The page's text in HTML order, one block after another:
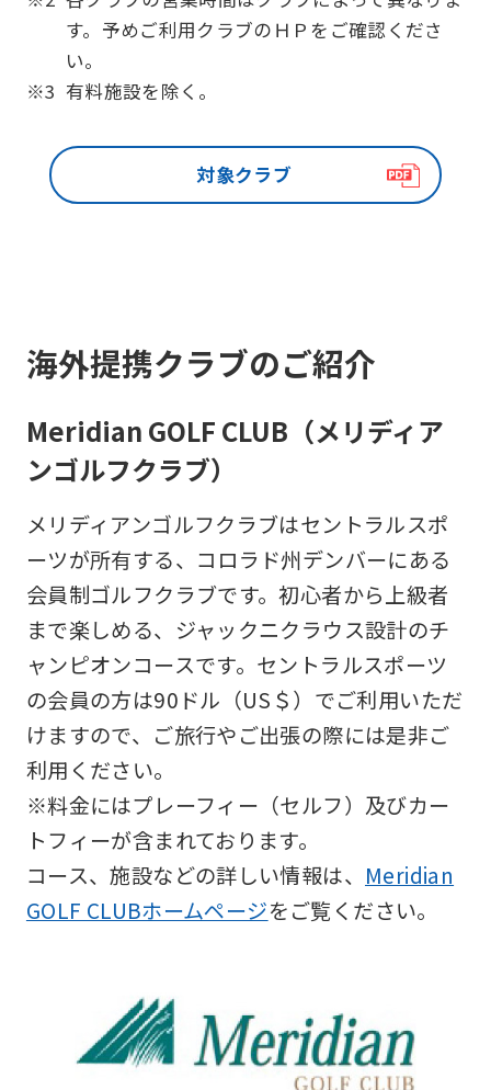
す。予めご利用クラブのＨＰをご確認くださ
い。
※3 有料施設を除く。
対象クラブ
海外提携クラブのご紹介
Meridian GOLF CLUB（メリディア
ンゴルフクラブ）
メリディアンゴルフクラブはセントラルスポ
ーツが所有する、コロラド州デンバーにある
会員制ゴルフクラブです。初心者から上級者
まで楽しめる、ジャックニクラウス設計のチ
ャンピオンコースです。セントラルスポーツ
の会員の方は90ドル（US＄）でご利用いただ
けますので、ご旅行やご出張の際には是非ご
利用ください。
※料金にはプレーフィー（セルフ）及びカー
トフィーが含まれております。
コース、施設などの詳しい情報は、 Meridian
GOLF CLUBホームページをご覧ください。